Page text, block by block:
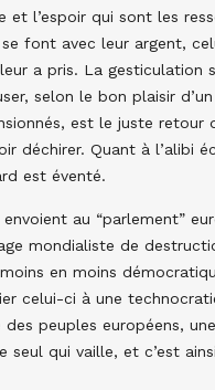
l’espoir qui sont les
font avec leur argent,
a pris. La gesticulation
selon le bon plaisir
est le juste retour
déchirer. Quant à l’alibi
est éventé.
au “parlement”
mondialiste de
en moins
celui-ci à une
peuples européens,
qui vaille, et c’est